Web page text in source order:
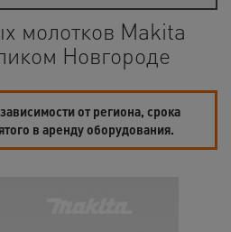
молотков Makita
Новгороде
от региона, срока
в аренду оборудования.